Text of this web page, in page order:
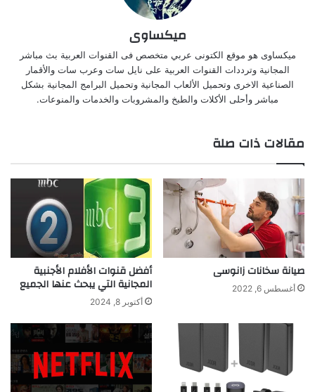
ميكساوى
ميكساوى هو موقع الكتونى عربي متخصص فى القنوات العربية بث مباشر
المجانية وترددات القنوات العربية على نايل سات وعرب سات والأقمار
الصناعية الاخرى وتحميل الألعاب المجانية وتحميل البرامج المجانية بشكل
مباشر وأحلى الأكلات والطبخ والمشروبات والخدمات والمنوعات.
مقالات ذات صلة
صيانة سخانات زانوسى
أغسطس 6, 2022
أفضل قنوات الأفلام الأجنبية
المجانية التي يبحث عنها الجميع
أكتوبر 8, 2024